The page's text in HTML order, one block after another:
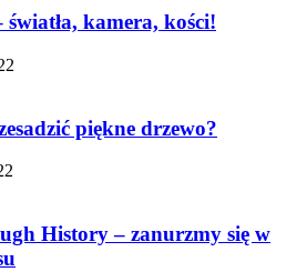
kamera, kości!
piękne drzewo?
History – zanurzmy się w